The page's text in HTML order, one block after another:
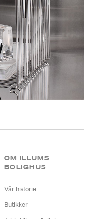
OM ILLUMS
BOLIGHUS
Vår historie
Butikker